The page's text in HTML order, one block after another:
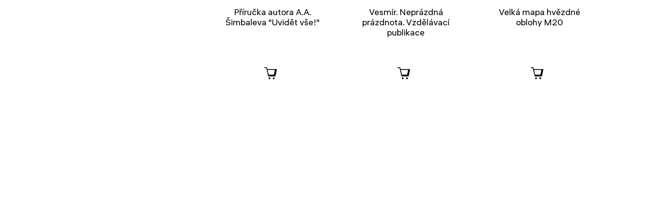
Příručka autora A.A.
Šimbaleva "Uvidět vše!"
Vesmír. Neprázdná
prázdnota. Vzdělávací
publikace
Velká mapa hvězdné
oblohy M20